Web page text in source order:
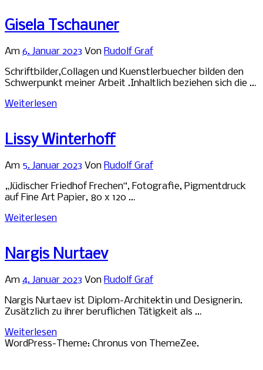
Gisela Tschauner
Am 6. Januar 2023 Von Rudolf Graf
Schriftbilder,Collagen und Kuenstlerbuecher bilden den
Schwerpunkt meiner Arbeit .Inhaltlich beziehen sich die …
Weiterlesen
Lissy Winterhoff
Am 5. Januar 2023 Von Rudolf Graf
„Jüdischer Friedhof Frechen“, Fotografie, Pigmentdruck
auf Fine Art Papier, 80 x 120 …
Weiterlesen
Nargis Nurtaev
Am 4. Januar 2023 Von Rudolf Graf
Nargis Nurtaev ist Diplom-Architektin und Designerin.
Zusätzlich zu ihrer beruflichen Tätigkeit als …
Weiterlesen
WordPress-Theme: Chronus von ThemeZee.